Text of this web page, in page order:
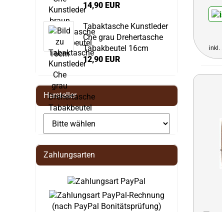
inkl.
14,90 EUR
Tabaktasche Kunstleder
Che grau Drehertasche
Tabakbeutel 16cm
12,90 EUR
Hersteller
Zahlungsarten
(nach PayPal Bonitätsprüfung)